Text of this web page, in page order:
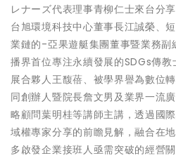
レナーズ代表理事青柳仁士來台分
台旭環境科技中心董事長江誠榮、
業鏈的-亞果遊艇集團董事暨業務副
播界首位專注永續發展的SDGs傳
展合夥人王馥蓓、被學界譽為數位
同創辦人暨院長詹文男及業界一流
略顧問葉明桂等講師主講，透過國
域權專家分享的前瞻見解，融合在
多啟發企業接班人亟需突破的經營